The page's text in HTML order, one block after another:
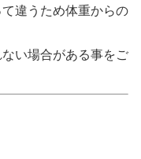
違うため体重からの
い場合がある事をご